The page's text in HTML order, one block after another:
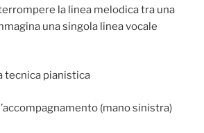
la linea melodica tra una
una singola linea vocale
tecnica pianistica
(mano sinistra)